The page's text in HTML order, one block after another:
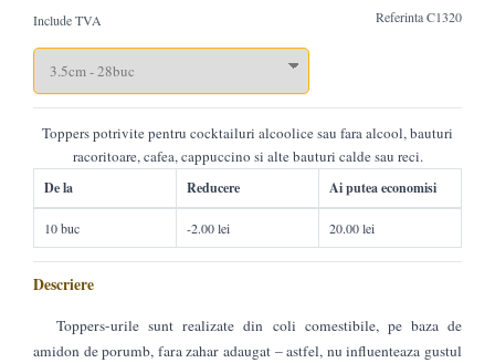
ReferintaC1320
Include TVA
Toppers potrivite pentru cocktailuri alcoolice sau fara alcool, bauturi
racoritoare, cafea, cappuccino si alte bauturi calde sau reci.
De la Reducere Ai putea economisi
10 buc -2.00 lei 20.00 lei
Descriere
Toppers-urile sunt realizate din coli comestibile, pe baza de
amidon de porumb, fara zahar adaugat – astfel, nu influenteaza gustul